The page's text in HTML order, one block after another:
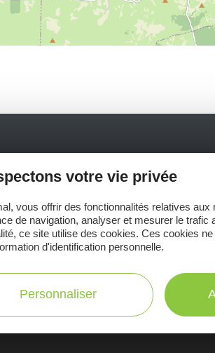
pas notre newsletter mensuelle
profiter pleinement de votre
Toutes les infos
pratiques
votre vie privée
vous offrir des fonctionnalités relatives aux
de navigation, analyser et mesurer le trafic
ce site utilise des cookies. Ces cookies
d'identification personnelle.
Personnaliser